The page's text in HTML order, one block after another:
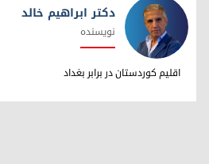
دکتر ابراهیم خالد
دکتر ابراهیم خالد
نویسنده
اقلیم کوردستان در برابر بغداد